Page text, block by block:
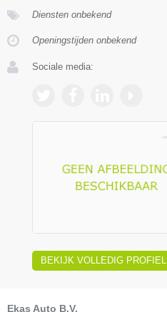
Diensten onbekend
Openingstijden onbekend
Sociale media:
BEKIJK VOLLEDIG PROFIEL
Ekas Auto B.V.